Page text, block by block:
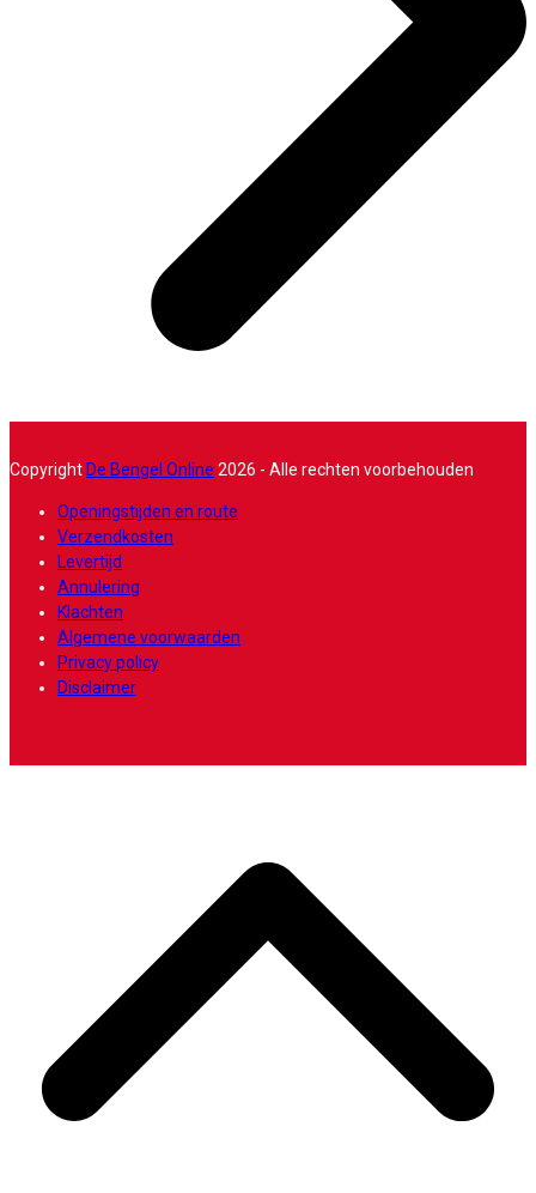
Copyright De Bengel Online 2026 - Alle rechten voorbehouden
Openingstijden en route
Verzendkosten
Levertijd
Annulering
Klachten
Algemene voorwaarden
Privacy policy
Disclaimer